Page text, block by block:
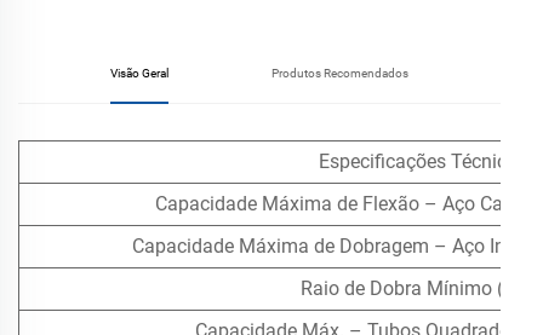
Visão Geral Produtos Recomendados
Especificações Técnicas
Capacidade Máxima de Flexão – Aço
Capacidade Máxima de Dobragem – Aço
Raio de Dobra Mínimo